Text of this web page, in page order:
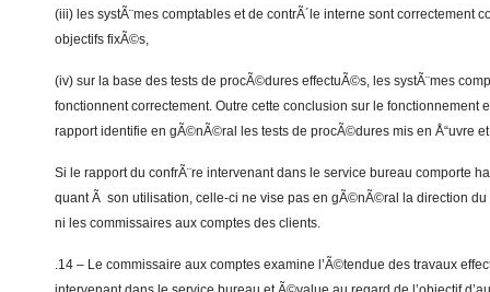
(iii) les systÃ¨mes comptables et de contrÃ´le interne sont correctement
objectifs fixÃ©s,
(iv) sur la base des tests de procÃ©dures effectuÃ©s, les systÃ¨mes
fonctionnent correctement. Outre cette conclusion sur le fonctionnement
rapport identifie en gÃ©nÃ©ral les tests de procÃ©dures mis en Å“uvre
Si le rapport du confrÃ¨re intervenant dans le service bureau comporte
quant Ã son utilisation, celle-ci ne vise pas en gÃ©nÃ©ral la direction du
ni les commissaires aux comptes des clients.
.14 – Le commissaire aux comptes examine l’Ã©tendue des travaux